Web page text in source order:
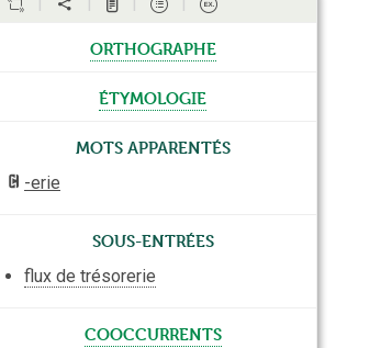
orthographe
étymologie
Mots apparentés
-erie
Sous-entrées
flux de trésorerie
cooccurrents